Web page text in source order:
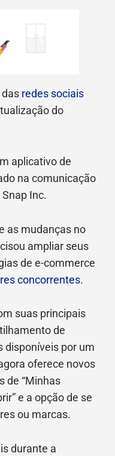
redes sociais
do
aplicativo de
na comunicação
Inc.
as mudanças no
ampliar seus
de e-commerce
concorrentes.
suas principais
de
disponíveis por um
oferece novos
de “Minhas
e a opção de se
ou marcas.
durante a